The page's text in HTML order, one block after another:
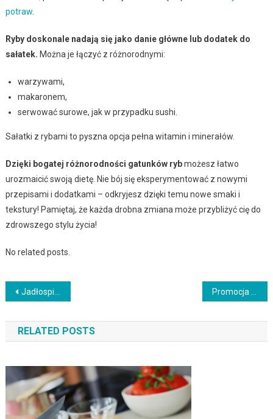
potraw.
Ryby doskonale nadają się jako danie główne lub dodatek do
sałatek. Można je łączyć z różnorodnymi:
warzywami,
makaronem,
serwować surowe, jak w przypadku sushi.
Sałatki z rybami to pyszna opcja pełna witamin i minerałów.
Dzięki bogatej różnorodności gatunków rybmożesz łatwo
urozmaicić swoją dietę. Nie bój się eksperymentować z nowymi
przepisami i dodatkami – odkryjesz dzięki temu nowe smaki i
tekstury! Pamiętaj, że każda drobna zmiana może przybliżyć cię do
zdrowszego stylu życia!
No related posts.
Nawigacja
wpisu
Jadłospis dla ćwiczących na siłowni – klucz do sukcesu treningowego
RELATED POSTS